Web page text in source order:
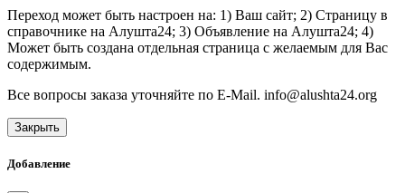
Переход может быть настроен на: 1) Ваш сайт; 2) Страницу в
справочнике на Алушта24; 3) Объявление на Алушта24; 4)
Может быть создана отдельная страница с желаемым для Вас
содержимым.
Все вопросы заказа уточняйте по E-Mail. info@alushta24.org
Закрыть
Добавление